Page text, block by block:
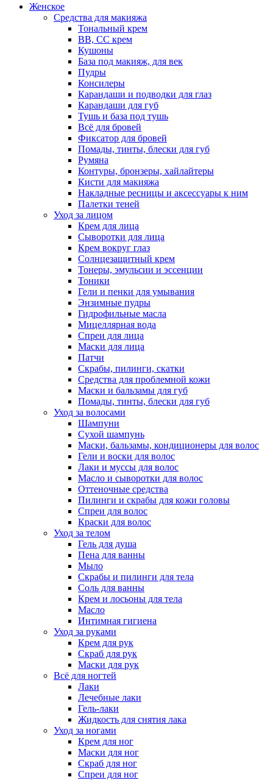
Женское
Средства для макияжа
Тональный крем
BB, CC крем
Кушоны
База под макияж, для век
Пудры
Консилеры
Карандаши и подводки для глаз
Карандаши для губ
Тушь и база под тушь
Всё для бровей
Фиксатор для бровей
Помады, тинты, блески для губ
Румяна
Контуры, бронзеры, хайлайтеры
Кисти для макияжа
Накладные ресницы и аксессуары к ним
Палетки теней
Уход за лицом
Крем для лица
Сыворотки для лица
Крем вокруг глаз
Солнцезащитный крем
Тонеры, эмульсии и эссенции
Тоники
Гели и пенки для умывания
Энзимные пудры
Гидрофильные масла
Мицеллярная вода
Спреи для лица
Маски для лица
Патчи
Скрабы, пилинги, скатки
Средства для проблемной кожи
Маски и бальзамы для губ
Помады, тинты, блески для губ
Уход за волосами
Шампуни
Сухой шампунь
Маски, бальзамы, кондиционеры для волос
Гели и воски для волос
Лаки и муссы для волос
Масло и сыворотки для волос
Оттеночные средства
Пилинги и скрабы для кожи головы
Спреи для волос
Краски для волос
Уход за телом
Гель для душа
Пена для ванны
Мыло
Скрабы и пилинги для тела
Соль для ванны
Крем и лосьоны для тела
Масло
Интимная гигиена
Уход за руками
Крем для рук
Скраб для рук
Маски для рук
Всё для ногтей
Лаки
Лечебные лаки
Гель-лаки
Жидкость для снятия лака
Уход за ногами
Крем для ног
Маски для ног
Скраб для ног
Спреи для ног